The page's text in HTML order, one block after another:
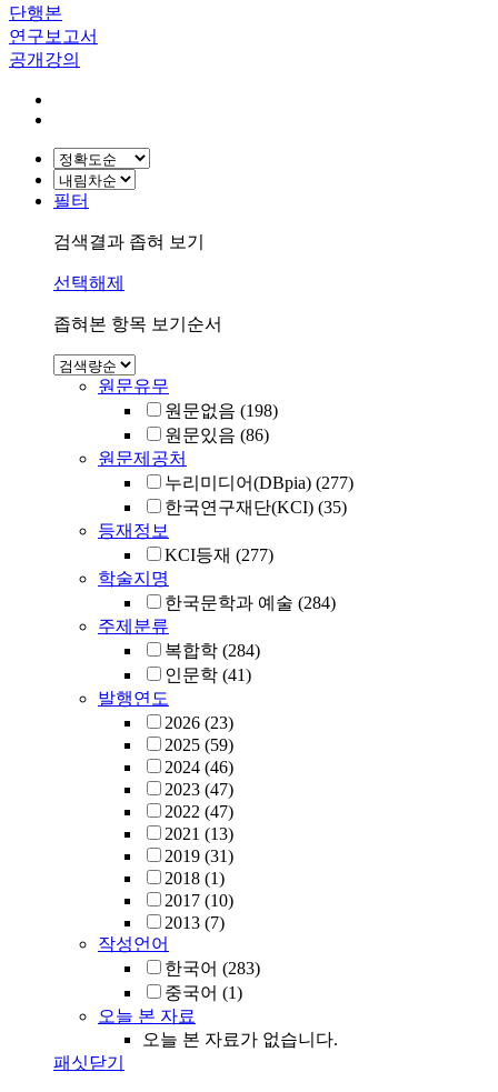
단행본
연구보고서
공개강의
필터
검색결과 좁혀 보기
선택해제
좁혀본 항목 보기순서
원문유무
원문없음 (198)
원문있음 (86)
원문제공처
누리미디어(DBpia) (277)
한국연구재단(KCI) (35)
등재정보
KCI등재 (277)
학술지명
한국문학과 예술 (284)
주제분류
복합학 (284)
인문학 (41)
발행연도
2026 (23)
2025 (59)
2024 (46)
2023 (47)
2022 (47)
2021 (13)
2019 (31)
2018 (1)
2017 (10)
2013 (7)
작성언어
한국어 (283)
중국어 (1)
오늘 본 자료
오늘 본 자료가 없습니다.
패싯닫기